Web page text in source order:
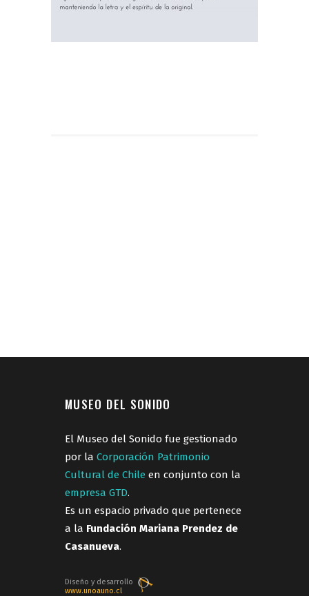
MUSEO DEL SONIDO
El Museo del Sonido fue gestionado
por la Corporación Patrimonio
Cultural de Chile en conjunto con la
empresa GTD.
Es un espacio privado que pertenece
a la Fundación Mariana Prendez de
Casanueva.
Diseño y desarrollo
www.unoauno.cl